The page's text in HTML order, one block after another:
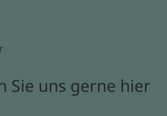
Sie uns gerne hier